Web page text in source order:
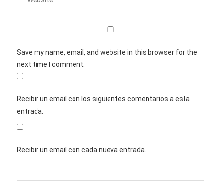
Save my name, email, and website in this browser for the
next time I comment.
Recibir un email con los siguientes comentarios a esta
entrada.
Recibir un email con cada nueva entrada.